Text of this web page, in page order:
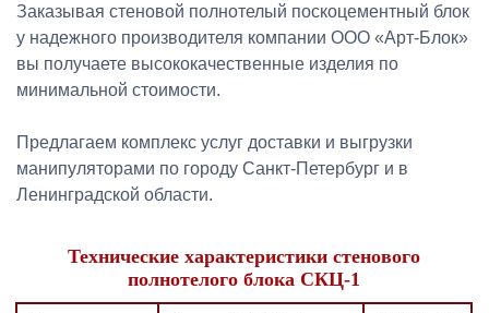
Заказывая стеновой полнотелый поскоцементный блок
у надежного производителя компании ООО «Арт-Блок»
вы получаете высококачественные изделия по
минимальной стоимости.
Предлагаем комплекс услуг доставки и выгрузки
манипуляторами по городу Санкт-Петербург и в
Ленинградской области.
Технические характеристики стенового
полнотелого блока СКЦ-1